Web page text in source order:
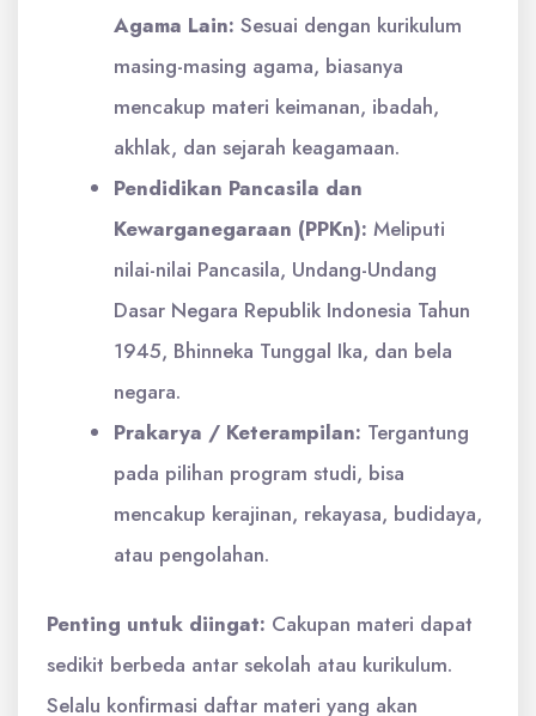
Agama Lain: Sesuai dengan kurikulum
masing-masing agama, biasanya
mencakup materi keimanan, ibadah,
akhlak, dan sejarah keagamaan.
Pendidikan Pancasila dan
Kewarganegaraan (PPKn): Meliputi
nilai-nilai Pancasila, Undang-Undang
Dasar Negara Republik Indonesia Tahun
1945, Bhinneka Tunggal Ika, dan bela
negara.
Prakarya / Keterampilan: Tergantung
pada pilihan program studi, bisa
mencakup kerajinan, rekayasa, budidaya,
atau pengolahan.
Penting untuk diingat: Cakupan materi dapat
sedikit berbeda antar sekolah atau kurikulum.
Selalu konfirmasi daftar materi yang akan